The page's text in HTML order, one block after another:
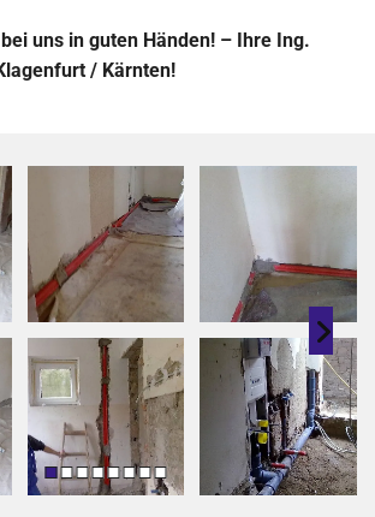
bei uns in guten Händen! – Ihre Ing.
/ Kärnten!